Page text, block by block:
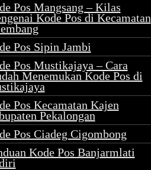
Pos Mangsang – Kilas
Kode Pos di Kecamatan
Pos Sipin Jambi
Pos Mustikajaya – Cara
Menemukan Kode Pos di
Pos Kecamatan Kajen
Pekalongan
Pos Ciadeg Cigombong
Kode Pos Banjarmlati